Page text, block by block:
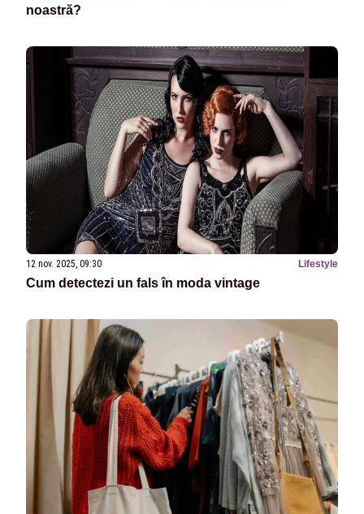
noastră?
12 nov. 2025, 09:30 Lifestyle
Cum detectezi un fals în moda vintage